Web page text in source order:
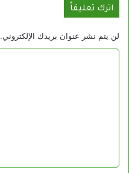
اترك تعليقاً
لن يتم نشر عنوان بريدك الإلكتروني.
ق